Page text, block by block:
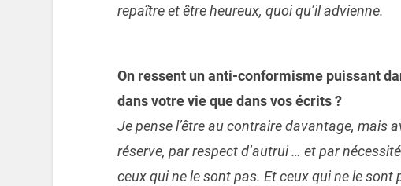
repaître et être heureux, quoi qu’il advienne.
On ressent un anti-conformisme puissant
dans votre vie que dans vos écrits ?
Je pense l’être au contraire davantage, mais
réserve, par respect d’autrui … et par
ceux qui ne le sont pas. Et ceux qui ne le